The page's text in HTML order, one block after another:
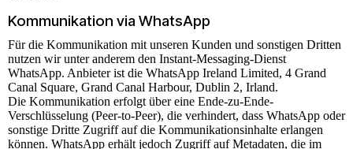
Kommunikation via WhatsApp
Für die Kommunikation mit unseren Kunden und sonstigen Dritten
nutzen wir unter anderem den Instant-Messaging-Dienst
WhatsApp. Anbieter ist die WhatsApp Ireland Limited, 4 Grand
Canal Square, Grand Canal Harbour, Dublin 2, Irland.
Die Kommunikation erfolgt über eine Ende-zu-Ende-
Verschlüsselung (Peer-to-Peer), die verhindert, dass WhatsApp oder
sonstige Dritte Zugriff auf die Kommunikationsinhalte erlangen
können. WhatsApp erhält jedoch Zugriff auf Metadaten, die im